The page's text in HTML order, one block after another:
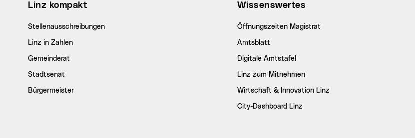
Linz kompakt
Stellenausschreibungen
Linz in Zahlen
Gemeinderat
Stadtsenat
Bürgermeister
Wissenswertes
Öffnungszeiten Magistrat
Amtsblatt
Digitale Amtstafel
Linz zum Mitnehmen
Wirtschaft & Innovation Linz
City-Dashboard Linz